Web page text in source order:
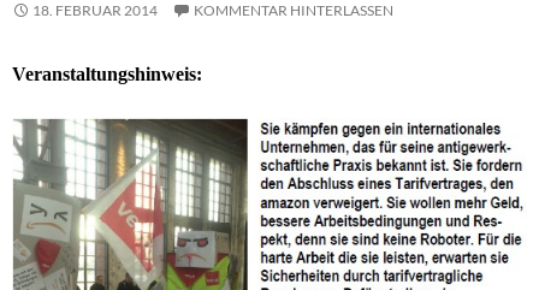
18. FEBRUAR 2014 KOMMENTAR HINTERLASSEN
Veranstaltungshinweis: